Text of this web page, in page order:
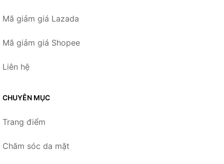
Mã giảm giá Lazada
Mã giảm giá Shopee
Liên hệ
CHUYÊN MỤC
Trang điểm
Chăm sóc da mặt